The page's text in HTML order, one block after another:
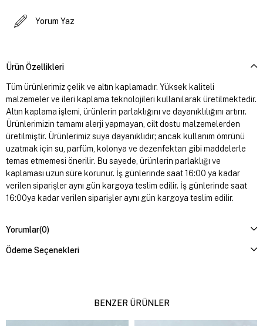
Yorum Yaz
Ürün Özellikleri
Tüm ürünlerimiz çelik ve altın kaplamadır. Yüksek kaliteli
malzemeler ve ileri kaplama teknolojileri kullanılarak üretilmektedir.
Altın kaplama işlemi, ürünlerin parlaklığını ve dayanıklılığını artırır.
Ürünlerimizin tamamı alerji yapmayan, cilt dostu malzemelerden
üretilmiştir. Ürünlerimiz suya dayanıklıdır; ancak kullanım ömrünü
uzatmak için su, parfüm, kolonya ve dezenfektan gibi maddelerle
temas etmemesi önerilir. Bu sayede, ürünlerin parlaklığı ve
kaplaması uzun süre korunur. İş günlerinde saat 16:00 ya kadar
verilen siparişler aynı gün kargoya teslim edilir. İş günlerinde saat
16:00ya kadar verilen siparişler aynı gün kargoya teslim edilir.
Yorumlar(0)
Ödeme Seçenekleri
BENZER ÜRÜNLER